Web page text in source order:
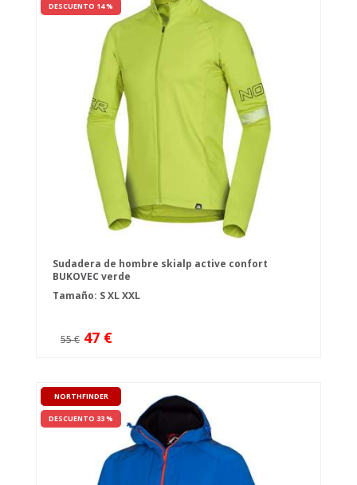
DESCUENTO 14 %
Sudadera de hombre skialp active confort
BUKOVEC verde
Tamaño: SXLXXL
55 € 47 €
NORTHFINDER
DESCUENTO 33 %